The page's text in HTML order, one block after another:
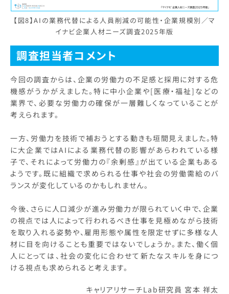
【図8】AIの業務代替による人員削減の可能性・企業規模別／マ
イナビ企業人材ニーズ調査2025年版
調査担当者コメント
今回の調査からは、企業の労働力の不足感と採用に対する危
機感がうかがえました。特に中小企業や[医療・福祉]などの
業界で、必要な労働力の確保が一層難しくなっていることが
考えられます。
一方、労働力を技術で補おうとする動きも垣間見えました。特
に大企業ではAIによる業務代替の影響があらわれている様
子で、それによって労働力の『余剰感』が出ている企業もある
ようです。既に組織で求められる仕事や社会の労働需給のバ
ランスが変化しているのかもしれません。
今後、さらに人口減少が進み労働力が限られていく中で、企業
の視点では人によって行われるべき仕事を見極めながら技術
を取り入れる姿勢や、雇用形態や属性を限定せずに多様な人
材に目を向けることも重要ではないでしょうか。また、働く個
人にとっては、社会の変化に合わせて新たなスキルを身につ
ける視点も求められると考えます。
キャリアリサーチLab研究員 宮本 祥太